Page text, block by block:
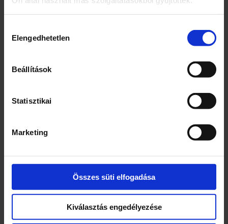
kiválasztása
Elengedhetetlen
Beállítások
Statisztikai
Marketing
Összes süti elfogadása
Kiválasztás engedélyezése
Összetevők
22% nyers csíkozott marhapacal
Búzaliszt
Étkezési só
Sűrített paradicsom
Erős őrölt pirospaprika